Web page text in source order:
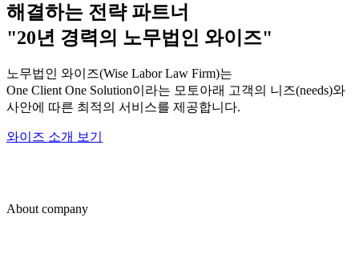
해결하는 전략 파트너
"20년 경력의 노무법인 와이즈"
노무법인 와이즈(Wise Labor Law Firm)는
One Client One Solution이라는 모토아래 고객의 니즈(needs)와
사안에 따른 최적의 서비스를 제공합니다.
와이즈 소개 보기
About company